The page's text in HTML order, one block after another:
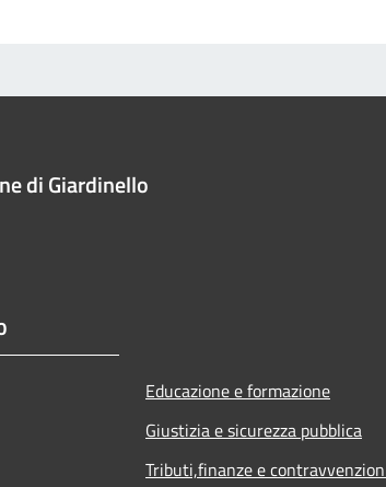
di Giardinello
Educazione e formazione
Giustizia e sicurezza pubblica
Tributi,finanze e